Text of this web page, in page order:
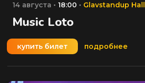
14 августа • 18:00 • Glavstandup Hall
Music Loto
купить билет подробнее